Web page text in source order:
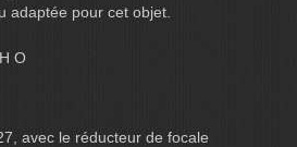
adaptée pour cet objet.
O
avec le réducteur de focale